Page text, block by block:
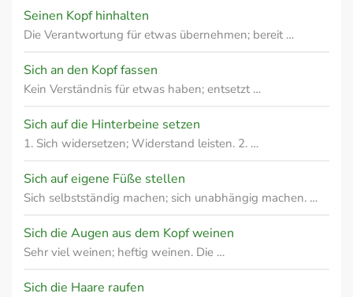
Seinen Kopf hinhalten
Die Verantwortung für etwas übernehmen; bereit …
Sich an den Kopf fassen
Kein Verständnis für etwas haben; entsetzt …
Sich auf die Hinterbeine setzen
1. Sich widersetzen; Widerstand leisten. 2. …
Sich auf eigene Füße stellen
Sich selbstständig machen; sich unabhängig machen. …
Sich die Augen aus dem Kopf weinen
Sehr viel weinen; heftig weinen. Die …
Sich die Haare raufen